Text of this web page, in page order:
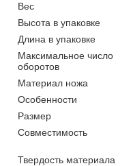
Вeс
Высотa в упаковке
Длинa в упаковке
Максимальное число
оборотов
Материал ножа
Особенности
Размер
Совместимость
Твердость материала